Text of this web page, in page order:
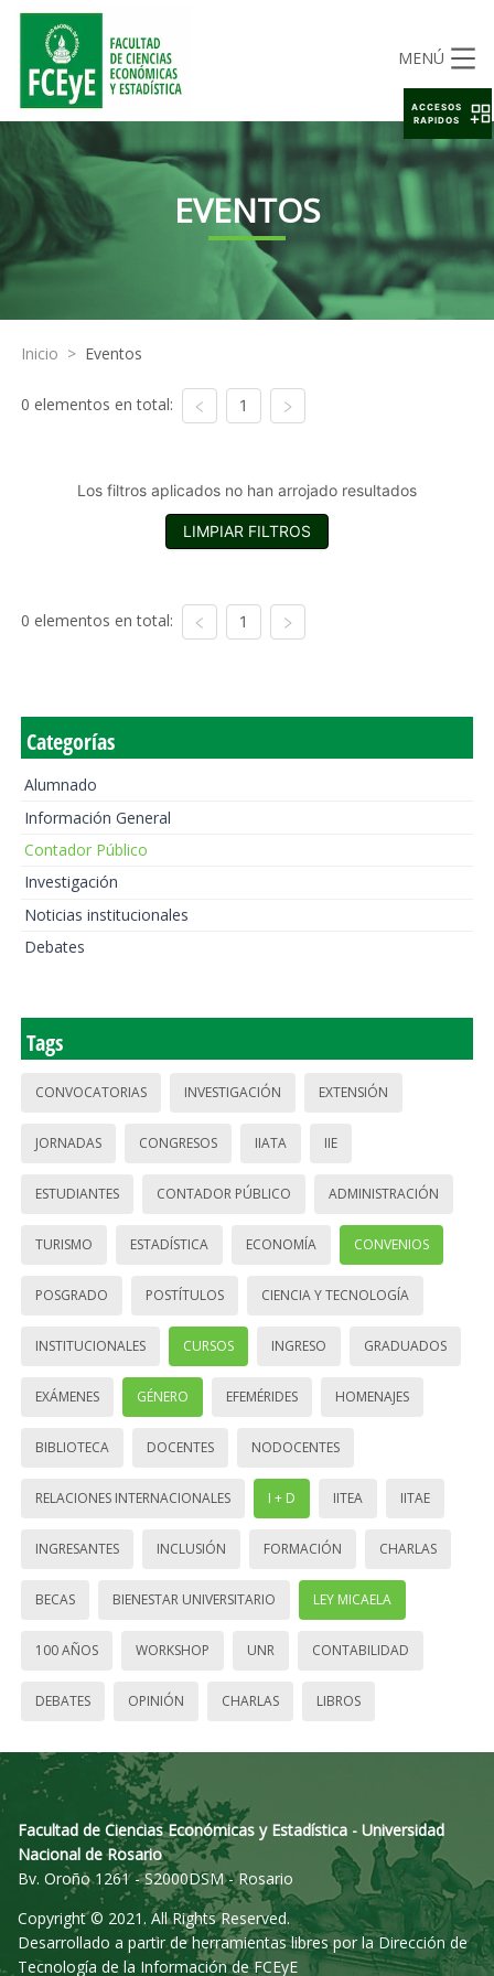
MENÚ
EVENTOS
Inicio > Eventos
0 elementos en total: 1
Los filtros aplicados no han arrojado resultados
LIMPIAR FILTROS
0 elementos en total: 1
Categorías
Alumnado
Información General
Contador Público
Investigación
Noticias institucionales
Debates
Tags
CONVOCATORIAS INVESTIGACIÓN EXTENSIÓN
JORNADAS CONGRESOS IIATA IIE
ESTUDIANTES CONTADOR PÚBLICO ADMINISTRACIÓN
TURISMO ESTADÍSTICA ECONOMÍA CONVENIOS
POSGRADO POSTÍTULOS CIENCIA Y TECNOLOGÍA
INSTITUCIONALES CURSOS INGRESO GRADUADOS
EXÁMENES GÉNERO EFEMÉRIDES HOMENAJES
BIBLIOTECA DOCENTES NODOCENTES
RELACIONES INTERNACIONALES I + D IITEA IITAE
INGRESANTES INCLUSIÓN FORMACIÓN CHARLAS
BECAS BIENESTAR UNIVERSITARIO LEY MICAELA
100 AÑOS WORKSHOP UNR CONTABILIDAD
DEBATES OPINIÓN CHARLAS LIBROS
Facultad de Ciencias Económicas y Estadística - Universidad
Nacional de Rosario
Bv. Oroño 1261 - S2000DSM - Rosario
Copyright © 2021. All Rights Reserved.
Desarrollado a partir de herramientas libres por la Dirección de
Tecnología de la Información de FCEyE
ACCESOS
RAPIDOS